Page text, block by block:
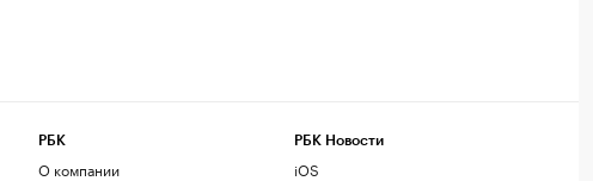
РБК
О компании
РБК Новости
iOS